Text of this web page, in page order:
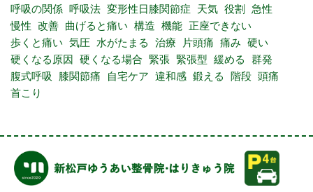
呼吸の関係 呼吸法 変形性日膝関節症 天気 役割
急性
慢性 改善 曲げると痛い 構造 機能 正座できない
歩くと痛い 気圧 水がたまる 治療 片頭痛 痛み 硬い
硬くなる原因 硬くなる場合 緊張 緊張型 緩める 群発
腹式呼吸
膝関節痛 自宅ケア 違和感 鍛える 階段 頭痛
首こり